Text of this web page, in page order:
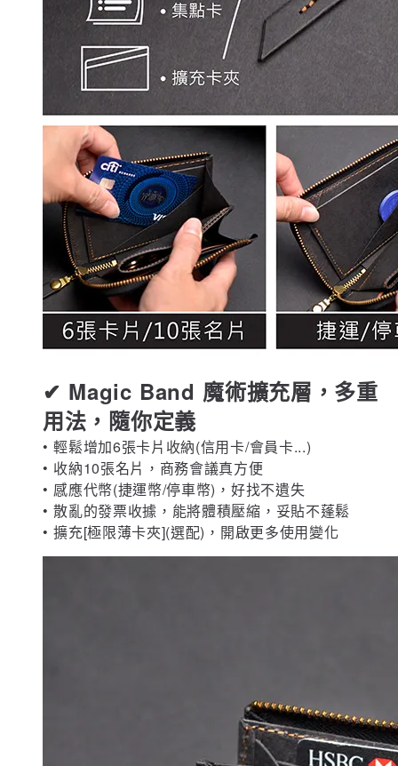
✔ Magic Band 魔術擴充層，多重
用法，隨你定義
• 輕鬆增加6張卡片收納(信用卡/會員卡...)
• 收納10張名片，商務會議真方便
• 感應代幣(捷運幣/停車幣)，好找不遺失
• 散亂的發票收據，能將體積壓縮，妥貼不蓬鬆
• 擴充[極限薄卡夾](選配)，開啟更多使用變化